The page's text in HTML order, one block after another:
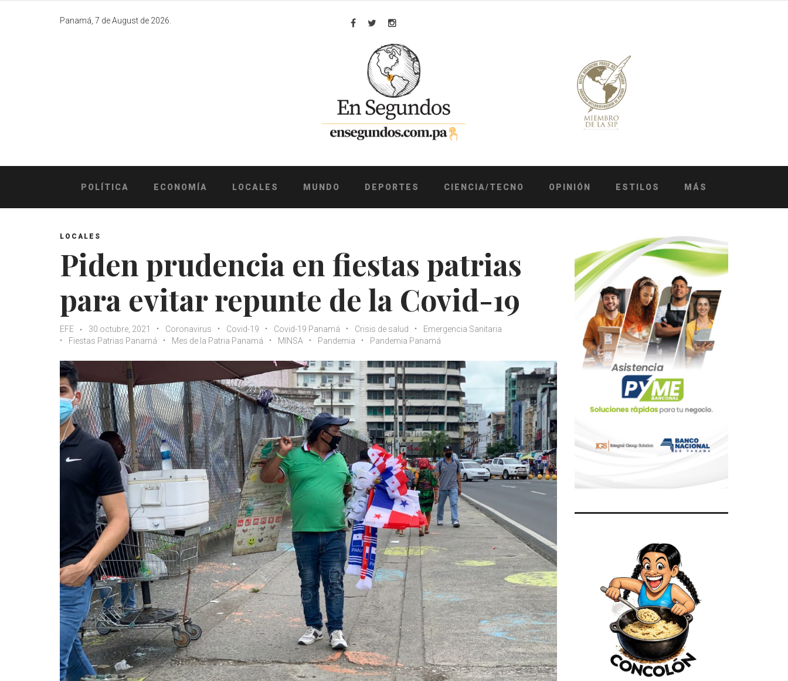
Panamá, 7 de August de 2026.
Facebook
TwitterInstagram
POLÍTICA ECONOMÍA LOCALES MUNDO DEPORTES CIENCIA/TECNO OPINIÓN ESTILOS MÁS
LOCALES
Piden prudencia en fiestas patrias
para evitar repunte de la Covid-19
EFE 30 octubre, 2021 Coronavirus Covid-19 Covid-19 Panamá Crisis de salud
Emergencia Sanitaria
Fiestas Patrias Panamá
Mes de la Patria Panamá MINSA Pandemia Pandemia Panamá